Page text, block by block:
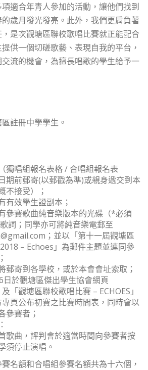
適合年青人參加的活動，讓他們找到
歲月發光發亮。此外，我們更肩負著
是次觀塘區聯校歌唱比賽就正能配合
供一個切磋歌藝、表現自我的平台，
流的機會，為擅長唱歌的學生給予一
註冊中學學生。
獨唱組報名表格 / 合唱組報名表
期前郵寄(以郵戳為準)或親身遞交到本
不接受）；
有效學生證副本；
參賽歌曲純音樂版本的光碟（*必須
詞；同學亦可將純音樂電郵至
；並以「第十一屆觀塘區
– Echoes」為郵件主題並連同參
郵寄到各學校，或於本會會址索取；
日於觀塘區傑出學生協會網頁
「觀塘區聯校歌唱比賽 – ECHOES」
頁公布初賽之比賽時間表，同時會以
參賽者；
歌曲，評判會於適當時間向參賽者按
須停止演唱。
名額和合唱組參賽名額共為十六個，